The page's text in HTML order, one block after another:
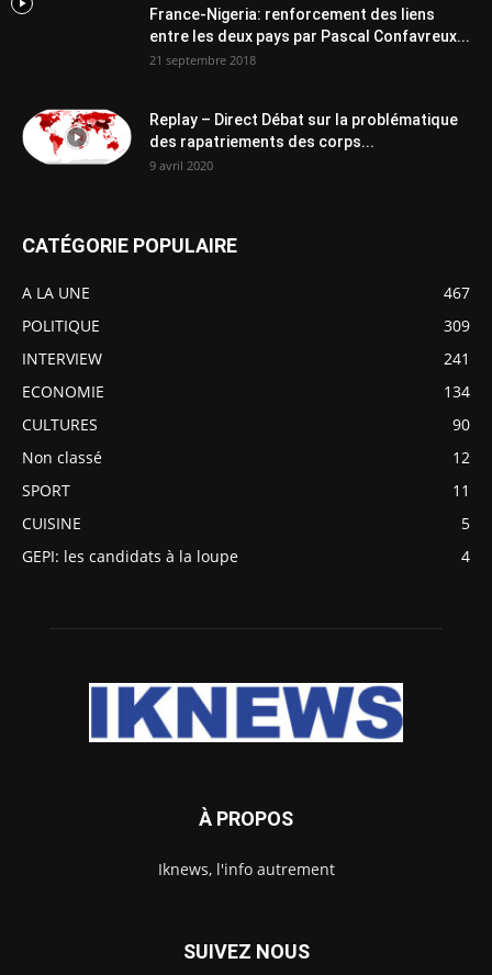
France-Nigeria: renforcement des liens
entre les deux pays par Pascal Confavreux...
21 septembre 2018
Replay – Direct Débat sur la problématique
des rapatriements des corps...
9 avril 2020
CATÉGORIE POPULAIRE
A LA UNE
467
POLITIQUE
309
INTERVIEW
241
ECONOMIE
134
CULTURES
90
Non classé
12
SPORT
11
CUISINE
5
GEPI: les candidats à la loupe
4
À PROPOS
Iknews, l'info autrement
SUIVEZ NOUS